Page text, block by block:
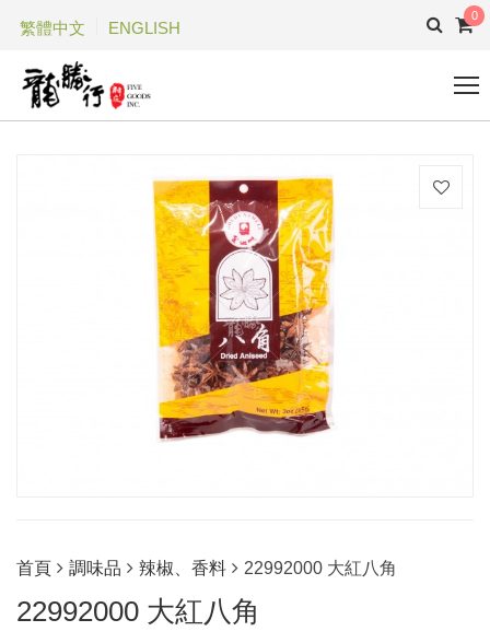
繁體中文 ENGLISH
0
首頁 調味品 辣椒、香料 22992000 大紅八角
22992000 大紅八角